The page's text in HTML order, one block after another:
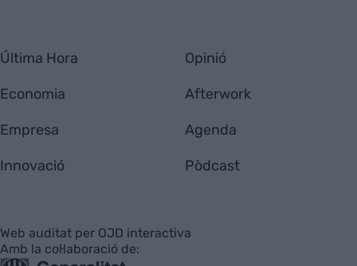
Última Hora
Economia
Empresa
Innovació
Opinió
Afterwork
Agenda
Pòdcast
Web auditat per OJD interactiva
Amb la col·laboració de: